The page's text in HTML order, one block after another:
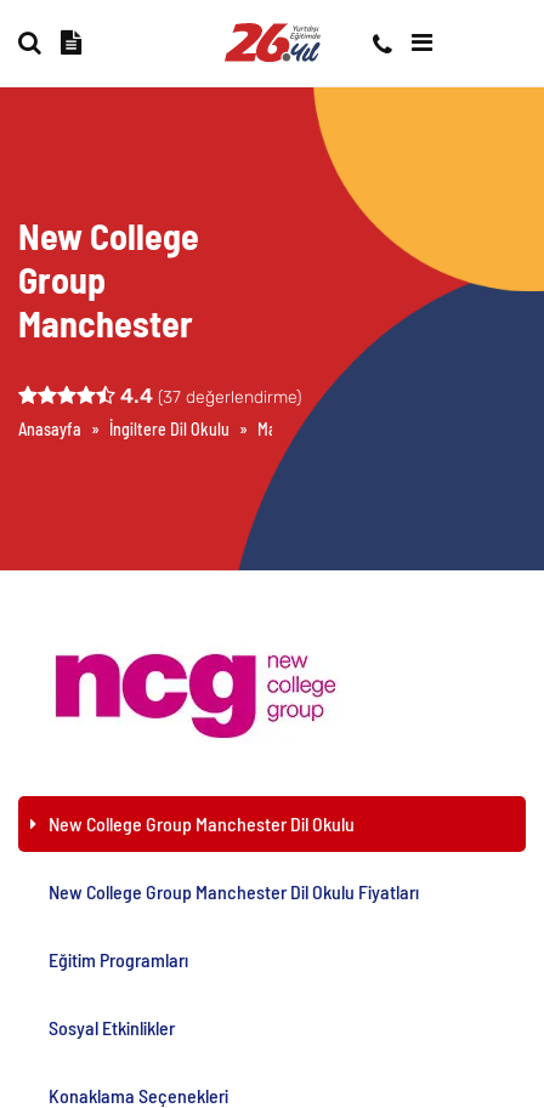
New College
Group
Manchester
4.4 (37 değerlendirme)
Anasayfa » İngiltere Dil Okulu » Manchester Dil Okulları
New College Group Manchester Dil Okulu
New College Group Manchester Dil Okulu Fiyatları
Eğitim Programları
Sosyal Etkinlikler
Konaklama Seçenekleri